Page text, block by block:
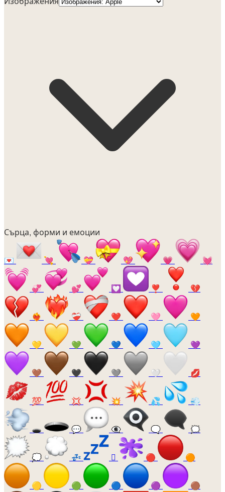
Сърца, форми и емоции
💌 💘 💝 💖 💗 💓
💞 💕 💟 ❣️ 💔
❤️‍🔥 ❤️‍🩹 ❤️ 🩷 🧡
💛 💚 💙 🩵 💜
🤎 🖤 🩶 🤍 💋
💯 💢 💥 💦 💨
🕳️ 💬 👁️‍🗨️ 🗨️ 🗯️
💭 💤 🫟 🔴 🟠
🟡 🟢 🔵 🟣 🟤